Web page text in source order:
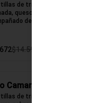
de trigo,tTinga de
queso gauda fundido
de birria
$14.590
Camaron Tempura
de trigo, camarón